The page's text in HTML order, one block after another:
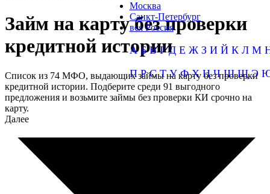
Москва
Санкт-Петербург
вся Россия
А Б В Г Д Е Ж З И Й К Л М
П Р С Т У Ф Х Ц Ч Ш Щ Э
Займ на карту без проверки
кредитной истории
Список из 74 МФО, выдающих займы на карту без проверки
кредитной истории. Подберите среди 91 выгодного
предложения и возьмите займы без проверки КИ срочно на
карту.
Далее